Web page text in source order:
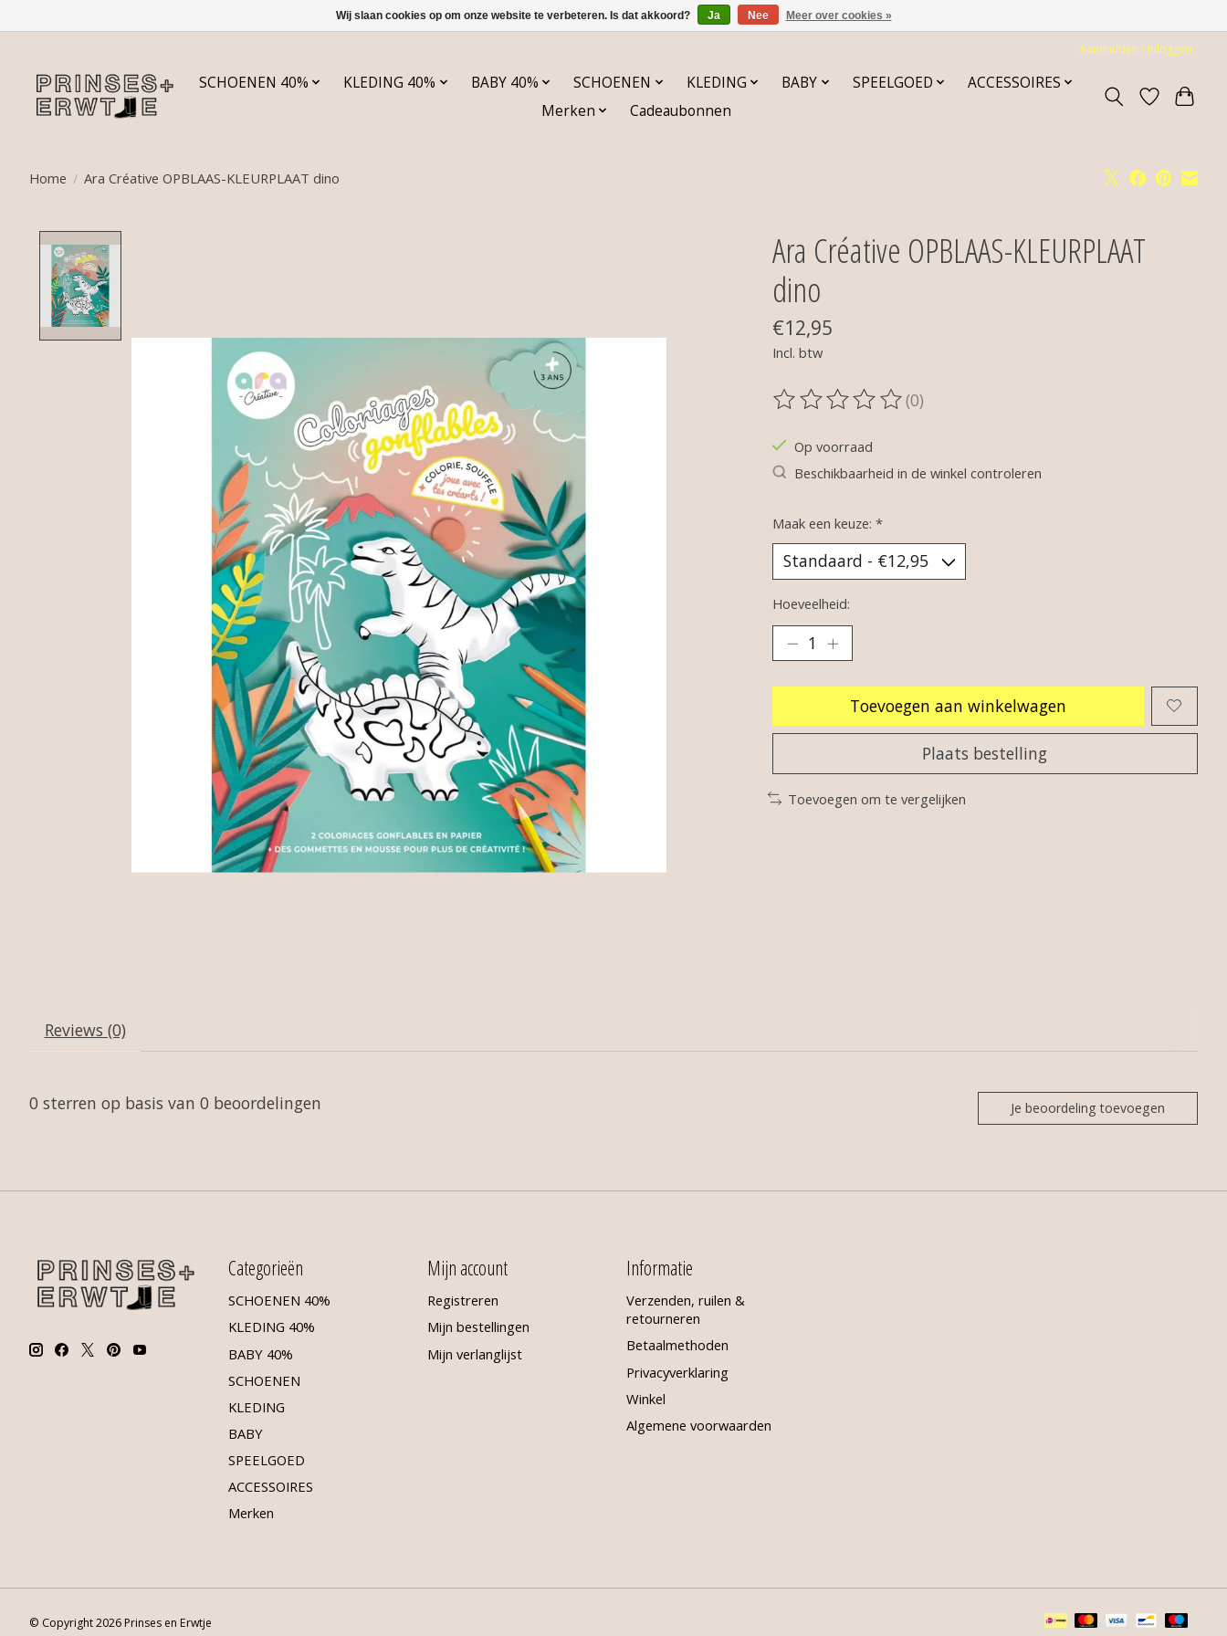
Aanmelden / Inloggen
SCHOENEN 40% KLEDING 40% BABY 40% SCHOENEN KLEDING BABY SPEELGOED
ACCESSOIRES
Merken
Cadeaubonnen
Home / Ara Créative OPBLAAS-KLEURPLAAT dino
Ara Créative OPBLAAS-KLEURPLAAT
dino
€12,95
Incl. btw
De beoordeling van dit product is
(0)
Op voorraad
Beschikbaarheid in de winkel controleren
Maak een keuze: *
Hoeveelheid:
Toevoegen aan winkelwagen
Plaats bestelling
Toevoegen om te vergelijken
Reviews (0)
0 sterren op basis van 0 beoordelingen Je beoordeling toevoegen
Categorieën
SCHOENEN 40%
KLEDING 40%
BABY 40%
SCHOENEN
KLEDING
BABY
SPEELGOED
ACCESSOIRES
Merken
Mijn account
Registreren
Mijn bestellingen
Mijn verlanglijst
Informatie
Verzenden, ruilen &
retourneren
Betaalmethoden
Privacyverklaring
Winkel
Algemene voorwaarden
© Copyright 2026 Prinses en Erwtje
Wij slaan cookies op om onze website te verbeteren. Is dat akkoord? Ja Nee Meer over cookies »